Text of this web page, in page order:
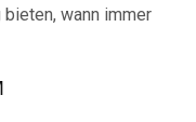
bieten, wann immer